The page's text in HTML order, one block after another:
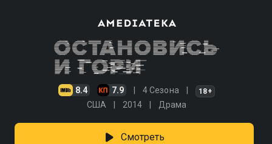
8.4 7.9 4 Сезона 18+
США 2014 Драма
Смотреть